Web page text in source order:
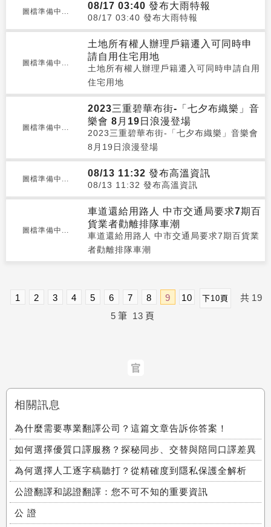
圖檔準備中...
08/17 03:40 發布大雨特報
08/17 03:40 發布大雨特報
圖檔準備中...
土地所有權人辦理戶籍遷入可同時申
請自用住宅用地
土地所有權人辦理戶籍遷入可同時申請自用
住宅用地
圖檔準備中...
2023三重碧華布街-「七夕布織樂」音
樂會 8月19日浪漫登場
2023三重碧華布街-「七夕布織樂」音樂會
8月19日浪漫登場
圖檔準備中...
08/13 11:32 發布高溫資訊
08/13 11:32 發布高溫資訊
圖檔準備中...
車道還給用路人 中市交通局要求7期百
貨業者勸離排隊車潮
車道還給用路人 中市交通局要求7期百貨業
者勸離排隊車潮
1 2 3 4 5 6 7 8 9 10 下10頁 共 19
5 筆 13 頁
官
相關訊息
為什麼需要專業翻譯公司？這篇文章告訴你答案！
如何選擇優質口譯服務？探秘同步、交替與陪同口譯差異
為何選擇人工逐字稿聽打？從精確度到隱私保護全解析
公證翻譯和認證翻譯：您不可不知的重要資訊
公 證